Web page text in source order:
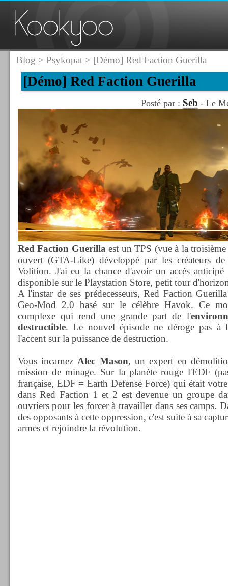
Blog > Psykopat> [Démo] Red Faction Guerilla
[Démo] Red Faction Guerilla
Posté par : Seb - Le
Red Faction Guerilla est un TPS (vue à la
ouvert (GTA-Like) développé par les créateurs
Volition. J'ai eu la chance d'avoir un accès
disponible sur le Playstation Store, petit tour
A l'instar de ses prédecesseurs, Red Faction
Geo-Mod 2.0 basé sur le célèbre Havok. Ce
complexe qui rend une grande part de l'
destructible. Le nouvel épisode ne déroge pas à
l'accent sur la puissance de destruction.
Vous incarnez Alec Mason, un expert en
mission de minage. Sur la planète rouge l'EDF
française, EDF = Earth Defense Force) qui était
dans Red Faction 1 et 2 est devenue un groupe
ouvriers pour les forcer à travailler dans ses camps.
des opposants à cette oppression, c'est suite à sa
armes et rejoindre la révolution.